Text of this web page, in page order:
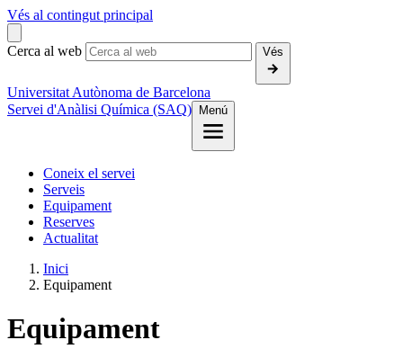
Vés al contingut principal
Cerca al web Vés
Universitat Autònoma de Barcelona
Servei d'Anàlisi Química (SAQ)
Menú
Coneix el servei
Serveis
Equipament
Reserves
Actualitat
Inici
Equipament
Equipament